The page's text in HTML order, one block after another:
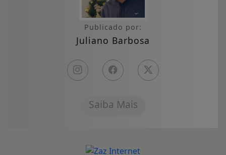
Publicado por:
Juliano Barbosa
Saiba Mais